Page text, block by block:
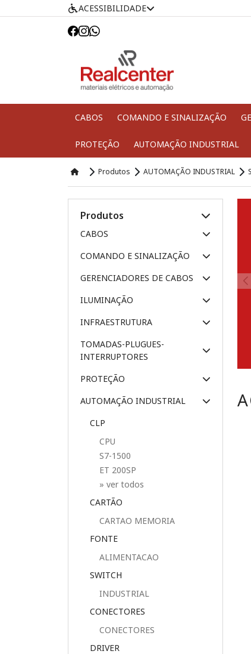
ACESSIBILIDADE
CABOS COMANDO E SINALIZAÇÃO
PROTEÇÃO AUTOMAÇÃO INDUSTRIAL
Produtos AUTOMAÇÃO INDUSTRIAL
Produtos
CABOS
COMANDO E SINALIZAÇÃO
GERENCIADORES DE CABOS
ILUMINAÇÃO
INFRAESTRUTURA
TOMADAS-PLUGUES-
INTERRUPTORES
PROTEÇÃO
AUTOMAÇÃO INDUSTRIAL
CLP
CPU
S7-1500
ET 200SP
» ver todos
CARTÃO
CARTAO MEMORIA
FONTE
ALIMENTACAO
SWITCH
INDUSTRIAL
CONECTORES
CONECTORES
DRIVER